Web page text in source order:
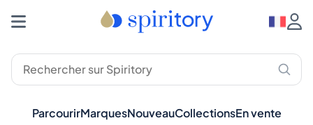
ParcourirMarquesNouveauCollectionsEn vente